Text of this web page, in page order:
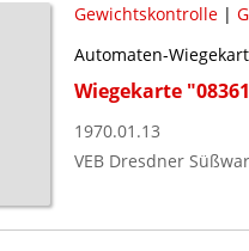
Gewichtskontrolle|
Automaten-
Wiegekarte
1970.01.13
VEB Dresdner